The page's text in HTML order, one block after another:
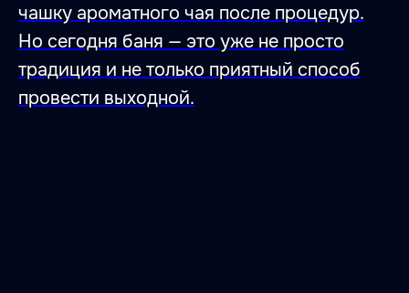
чашку ароматного чая после процедур.
Но сегодня баня — это уже не просто
традиция и не только приятный способ
провести выходной.